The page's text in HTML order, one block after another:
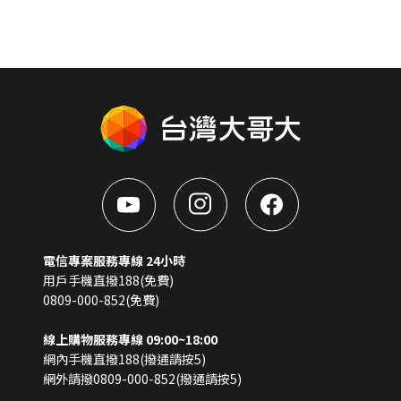
電信專案服務專線 24小時
用戶手機直撥188(免費)
0809-000-852(免費)
線上購物服務專線 09:00~18:00
網內手機直撥188(撥通請按5)
網外請撥0809-000-852(撥通請按5)